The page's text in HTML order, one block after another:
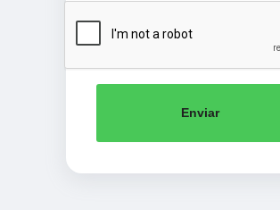
Enviar